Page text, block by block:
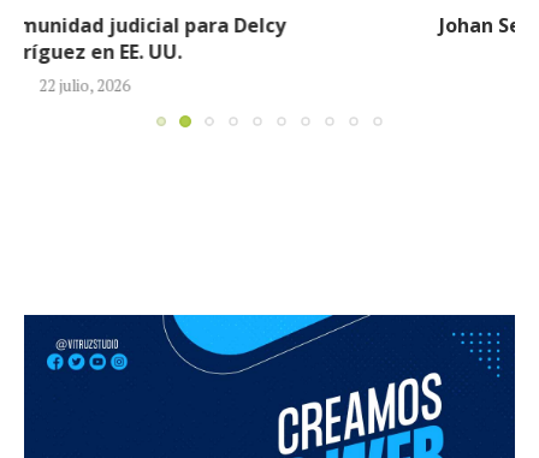
Johan Sebastián Durán, el colombiano que murió
durante operativo de ICE en...